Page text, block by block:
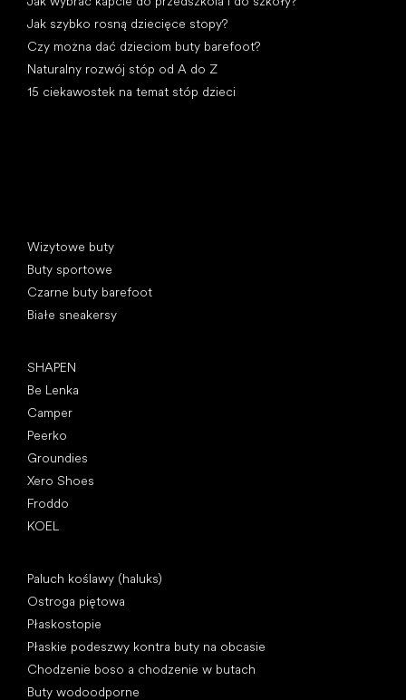
Jak szybko rosną dziecięce stopy?
Czy można dać dzieciom buty barefoot?
Naturalny rozwój stóp od A do Z
15 ciekawostek na temat stóp dzieci
Wizytowe buty
Buty sportowe
Czarne buty barefoot
Białe sneakersy
SHAPEN
Be Lenka
Camper
Peerko
Groundies
Xero Shoes
Froddo
KOEL
Paluch koślawy (haluks)
Ostroga piętowa
Płaskostopie
Płaskie podeszwy kontra buty na obcasie
Chodzenie boso a chodzenie w butach
Buty wodoodporne